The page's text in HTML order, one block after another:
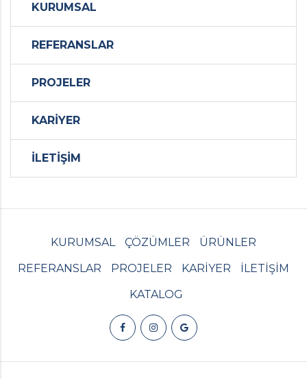
KURUMSAL
REFERANSLAR
PROJELER
KARİYER
İLETİŞİM
KURUMSAL ÇÖZÜMLER
ÜRÜNLER
REFERANSLAR
PROJELER KARİYER
İLETİŞİM
KATALOG